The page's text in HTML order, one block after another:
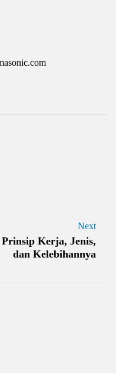
Next
Kerja, Jenis,
dan Kelebihannya